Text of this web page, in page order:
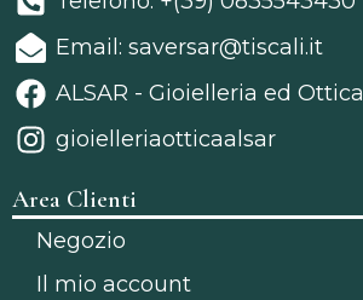
Email: saversar@tiscali.it
ALSAR - Gioielleria ed Ottica
gioielleriaotticaalsar
Area Clienti
Negozio
Il mio account